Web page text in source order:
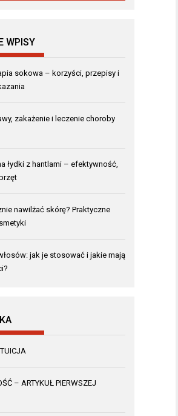
WPISY
sokowa – korzyści, przepisy i
zakażenie i leczenie choroby
łydki z hantlami – efektywność,
nawilżać skórę? Praktyczne
jak je stosować i jakie mają
– ARTYKUŁ PIERWSZEJ